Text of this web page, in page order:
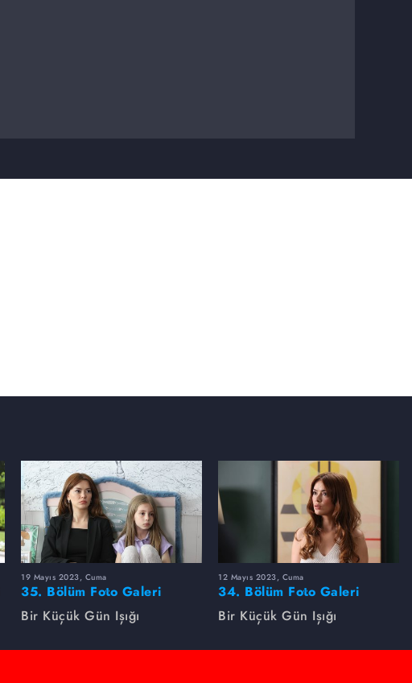
19 Mayıs 2023, Cuma
35. Bölüm Foto Galeri
Bir Küçük Gün Işığı
12 Mayıs 2023, Cuma
34. Bölüm Foto Galeri
Bir Küçük Gün Işığı